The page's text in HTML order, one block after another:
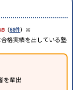
（68件） ※
格実績を出している塾
を輩出